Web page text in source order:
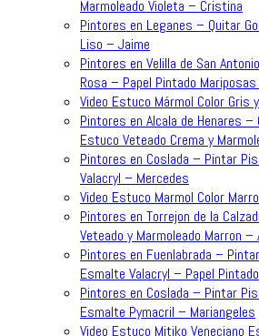
Marmoleado Violeta – Cristina
Pintores en Leganes – Quitar
Liso – Jaime
Pintores en Velilla de San
Rosa – Papel Pintado
Video Estuco Mármol Color Gris
Pintores en Alcala de Henares
Estuco Veteado Crema y
Pintores en Coslada – Pintar
Valacryl – Mercedes
Video Estuco Marmol Color
Pintores en Torrejon de la
Veteado y Marmoleado Marron –
Pintores en Fuenlabrada –
Esmalte Valacryl – Papel
Pintores en Coslada – Pintar
Esmalte Pymacril – Mariangeles
Video Estuco Mitiko Veneciano